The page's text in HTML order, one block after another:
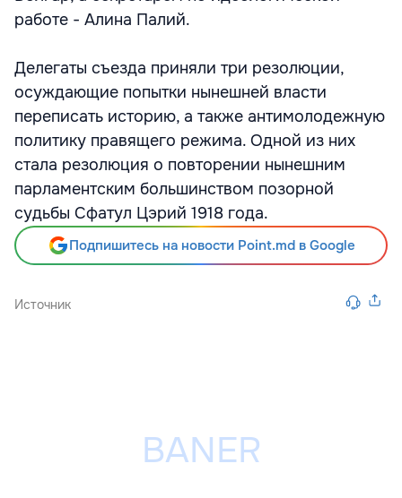
работе - Алина Палий.
Делегаты съезда приняли три резолюции,
осуждающие попытки нынешней власти
переписать историю, а также антимолодежную
политику правящего режима. Одной из них
стала резолюция о повторении нынешним
парламентским большинством позорной
судьбы Сфатул Цэрий 1918 года.
Подпишитесь на новости Point.md в Google
Источник